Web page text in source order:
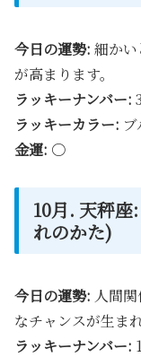
今日の運勢: 細か
が高まります。
ラッキーナンバー: 3
ラッキーカラー:
金運: 〇
10月. 天秤座
れのかた)
今日の運勢: 人間
なチャンスが生まれ
ラッキーナンバー: